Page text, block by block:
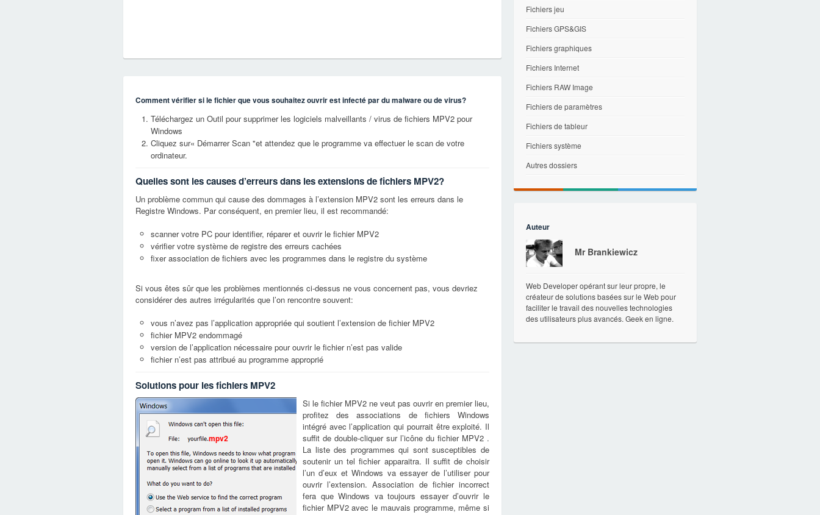
Comment vérifier si le fichier que vous souhaitez ouvrir est infecté par du malware ou de virus?
Téléchargez un Outil pour supprimer les logiciels malveillants / virus de fichiers MPV2 pour
Windows
Cliquez sur« Démarrer Scan "et attendez que le programme va effectuer le scan de votre
ordinateur.
Quelles sont les causes d’erreurs dans les extensions de fichiers MPV2?
Un problème commun qui cause des dommages à l’extension MPV2 sont les erreurs dans le
Registre Windows. Par conséquent, en premier lieu, il est recommandé:
scanner votre PC pour identifier, réparer et ouvrir le fichier MPV2
vérifier votre système de registre des erreurs cachées
fixer association de fichiers avec les programmes dans le registre du système
Si vous êtes sûr que les problèmes mentionnés ci-dessus ne vous concernent pas, vous devriez
considérer des autres irrégularités que l’on rencontre souvent:
vous n’avez pas l’application appropriée qui soutient l’extension de fichier MPV2
fichier MPV2 endommagé
version de l’application nécessaire pour ouvrir le fichier n’est pas valide
fichier n’est pas attribué au programme approprié
Solutions pour les fichiers MPV2
mpv2
Si le fichier MPV2 ne veut pas ouvrir en premier lieu,
profitez des associations de fichiers Windows
intégré avec l’application qui pourrait être exploité. Il
suffit de double-cliquer sur l’icône du fichier MPV2 .
La liste des programmes qui sont susceptibles de
soutenir un tel fichier apparaitra. Il suffit de choisir
l’un d’eux et Windows va essayer de l’utiliser pour
ouvrir l’extension. Association de fichier incorrect
fera que Windows va toujours essayer d’ouvrir le
fichier MPV2 avec le mauvais programme, même si
Fichiers jeu
Fichiers GPS&GIS
Fichiers graphiques
Fichiers Internet
Fichiers RAW Image
Fichiers de paramètres
Fichiers de tableur
Fichiers système
Autres dossiers
Auteur
Mr Brankiewicz
Web Developer opérant sur leur propre, le
créateur de solutions basées sur le Web pour
faciliter le travail des nouvelles technologies
des utilisateurs plus avancés. Geek en ligne.